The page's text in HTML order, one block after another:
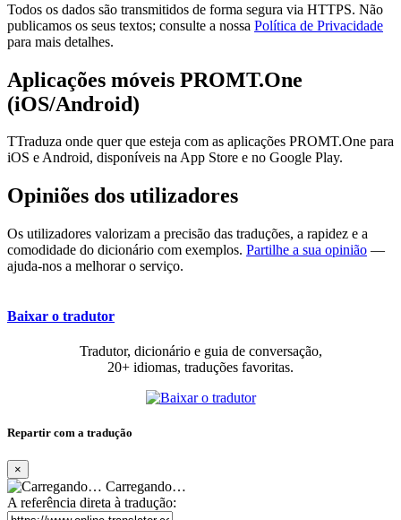
Todos os dados são transmitidos de forma segura via HTTPS. Não
publicamos os seus textos; consulte a nossa Política de Privacidade
para mais detalhes.
Aplicações móveis PROMT.One
(iOS/Android)
TTraduza onde quer que esteja com as aplicações PROMT.One para
iOS e Android, disponíveis na App Store e no Google Play.
Opiniões dos utilizadores
Os utilizadores valorizam a precisão das traduções, a rapidez e a
comodidade do dicionário com exemplos. Partilhe a sua opinião —
ajuda-nos a melhorar o serviço.
Baixar o tradutor
Tradutor, dicionário e guia de conversação,
20+ idiomas, traduções favoritas.
Repartir com a tradução
×
Carregando…
A referência direta à tradução: